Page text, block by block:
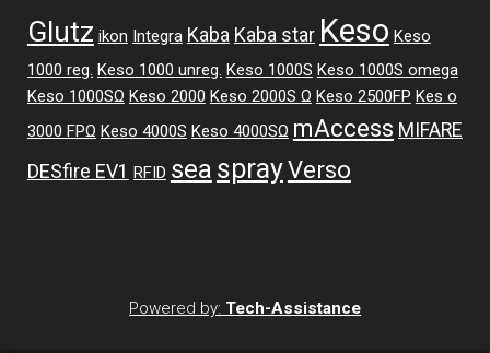
Glutz ikon Integra Kaba Kaba star Keso Keso
1000 reg. Keso 1000 unreg. Keso 1000S Keso 1000S omega
Keso 1000SΩ Keso 2000 Keso 2000S Ω Keso 2500FP Kes o
3000 FPΩ Keso 4000S Keso 4000SΩ mAccess MIFARE
DESfire EV1 RFID sea sprayVerso
Powered by: Tech-Assistance